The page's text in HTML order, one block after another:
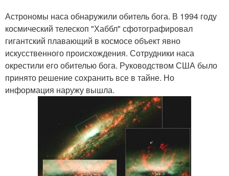
Астрономы наса обнаружили обитель бога. В 1994 году
космический телескоп "Хаббл" сфотографировал
гигантский плавающий в космосе объект явно
искусственного происхождения. Сотрудники наса
окрестили его обителью бога. Руководством США было
принято решение сохранить все в тайне. Но
информация наружу вышла.